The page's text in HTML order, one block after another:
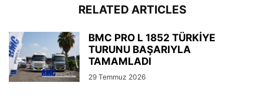
RELATED ARTICLES
BMC PRO L 1852 TÜRKİYE
TURUNU BAŞARIYLA
TAMAMLADI
29 Temmuz 2026